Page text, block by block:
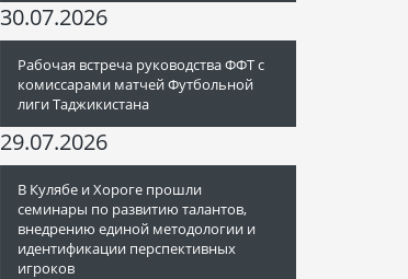
30.07.2026
Рабочая встреча руководства ФФТ с
комиссарами матчей Футбольной
лиги Таджикистана
29.07.2026
В Кулябе и Хороге прошли
семинары по развитию талантов,
внедрению единой методологии и
идентификации перспективных
игроков